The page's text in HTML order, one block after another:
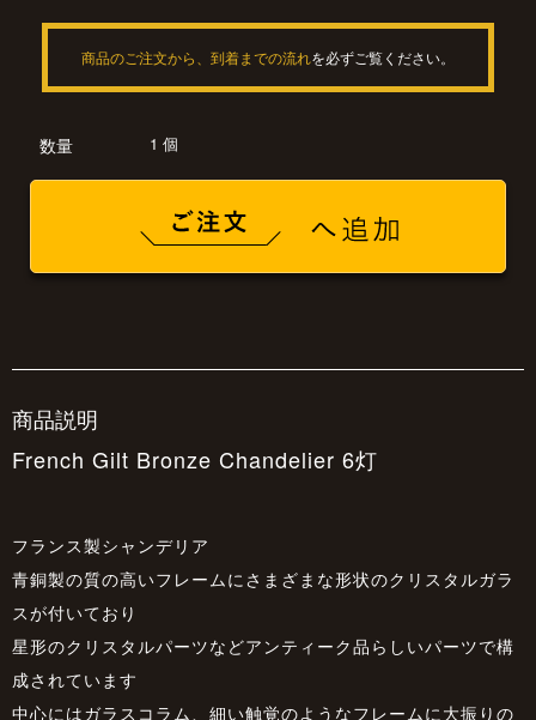
商品のご注文から、到着までの流れを必ずご覧ください。
数量 1 個
商品説明
French Gilt Bronze Chandelier 6灯
フランス製シャンデリア
青銅製の質の高いフレームにさまざまな形状のクリスタルガラ
スが付いており
星形のクリスタルパーツなどアンティーク品らしいパーツで構
成されています
中心にはガラスコラム、細い触覚のようなフレームに大振りの